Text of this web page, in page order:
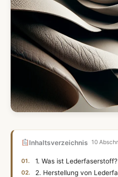
Inhaltsverzeichnis 10
1. Was ist Lederfaserstoff?
2. Herstellung von